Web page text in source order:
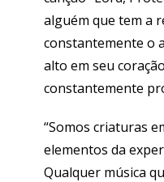
alguém que tem a
constantemente o
alto em seu
constantemente
“Somos criaturas
elementos da
Qualquer música